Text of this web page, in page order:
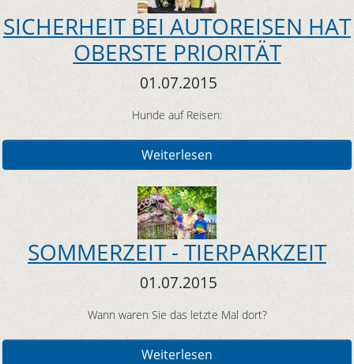
SICHERHEIT BEI AUTOREISEN HAT
OBERSTE PRIORITÄT
01.07.2015
Hunde auf Reisen:
Weiterlesen
SOMMERZEIT - TIERPARKZEIT
01.07.2015
Wann waren Sie das letzte Mal dort?
Weiterlesen